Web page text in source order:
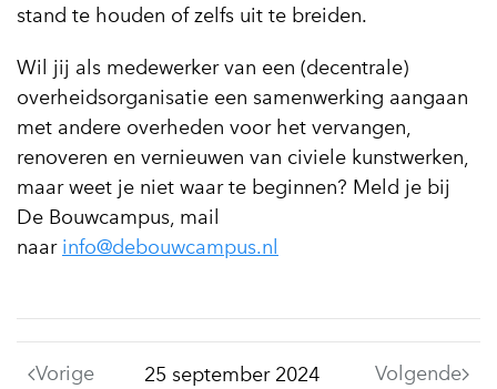
stand te houden of zelfs uit te breiden.
Wil jij als medewerker van een (decentrale)
overheidsorganisatie een samenwerking aangaan
met andere overheden voor het vervangen,
renoveren en vernieuwen van civiele kunstwerken,
maar weet je niet waar te beginnen? Meld je bij
De Bouwcampus, mail
naar info@debouwcampus.nl
Vorige Volgende
25 september 2024